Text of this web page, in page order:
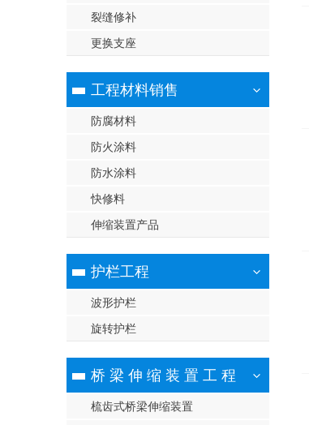
裂缝修补
更换支座
工程材料销售
防腐材料
防火涂料
防水涂料
快修料
伸缩装置产品
护栏工程
波形护栏
旋转护栏
桥 梁 伸 缩 装 置 工 程
梳齿式桥梁伸缩装置